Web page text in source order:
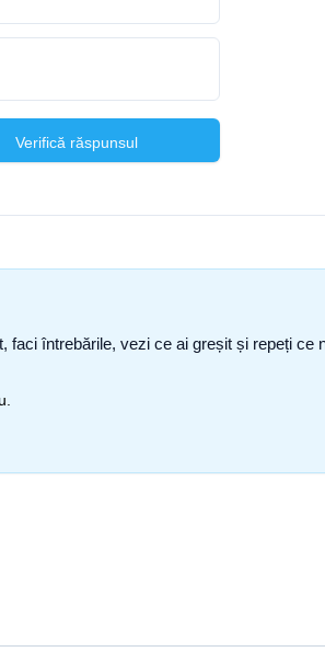
Verifică răspunsul
întrebările, vezi ce ai greșit și repeți